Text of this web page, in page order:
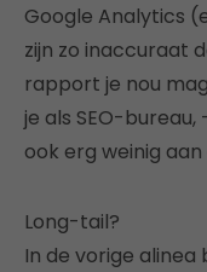
Google Analytics
zijn zo inaccuraat
rapport je nou
je als SEO-
ook erg weinig
Long-tail?
In de vorige